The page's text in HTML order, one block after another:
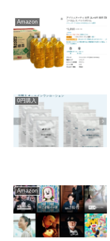
Amazon
0円購入
Amazon